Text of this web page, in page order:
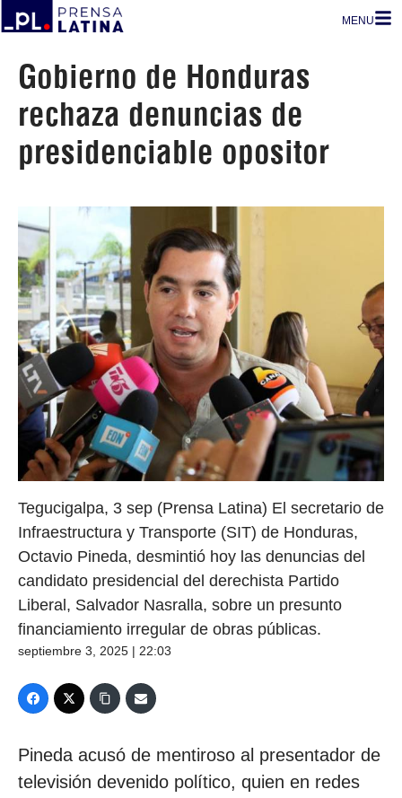
MENU
Gobierno de Honduras
rechaza denuncias de
presidenciable opositor
Tegucigalpa, 3 sep (Prensa Latina) El secretario de
Infraestructura y Transporte (SIT) de Honduras,
Octavio Pineda, desmintió hoy las denuncias del
candidato presidencial del derechista Partido
Liberal, Salvador Nasralla, sobre un presunto
financiamiento irregular de obras públicas.
septiembre 3, 2025 | 22:03
Pineda acusó de mentiroso al presentador de
televisión devenido político, quien en redes